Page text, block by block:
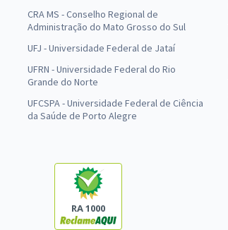
CRA MS - Conselho Regional de
Administração do Mato Grosso do Sul
UFJ - Universidade Federal de Jataí
UFRN - Universidade Federal do Rio
Grande do Norte
UFCSPA - Universidade Federal de Ciência
da Saúde de Porto Alegre
RA 1000